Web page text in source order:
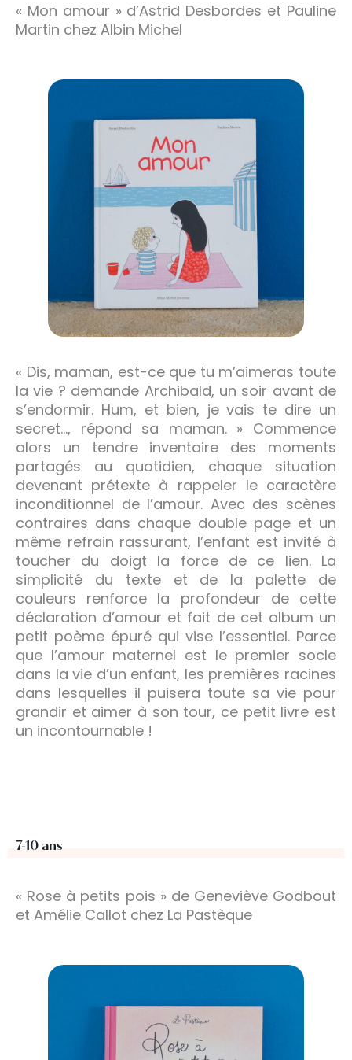
« Mon amour » d’Astrid Desbordes et Pauline
Martin chez Albin Michel
« Dis, maman, est-ce que tu m’aimeras toute
la vie ? demande Archibald, un soir avant de
s’endormir. Hum, et bien, je vais te dire un
secret…, répond sa maman. » Commence
alors un tendre inventaire des moments
partagés au quotidien, chaque situation
devenant prétexte à rappeler le caractère
inconditionnel de l’amour. Avec des scènes
contraires dans chaque double page et un
même refrain rassurant, l’enfant est invité à
toucher du doigt la force de ce lien. La
simplicité du texte et de la palette de
couleurs renforce la profondeur de cette
déclaration d’amour et fait de cet album un
petit poème épuré qui vise l’essentiel. Parce
que l’amour maternel est le premier socle
dans la vie d’un enfant, les premières racines
dans lesquelles il puisera toute sa vie pour
grandir et aimer à son tour, ce petit livre est
un incontournable !
7-10 ans
« Rose à petits pois » de Geneviève Godbout
et Amélie Callot chez La Pastèque